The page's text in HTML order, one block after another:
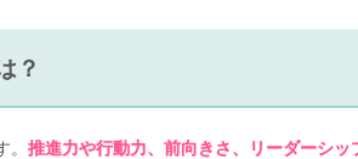
？
。推進力や行動力、前向きさ、リーダーシッ